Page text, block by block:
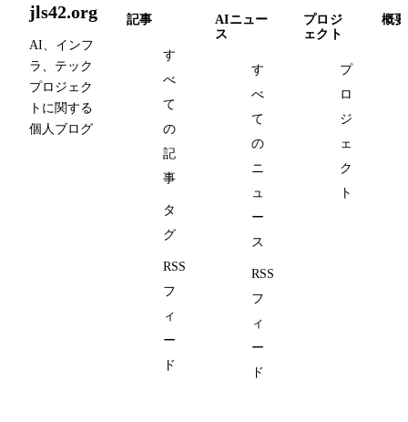
jls42.org
AI、インフ
ラ、テック
プロジェク
トに関する
個人ブログ
記事
す
べ
て
の
記
事
タ
グ
RSS
フ
ィ
ー
ド
AIニュー
ス
す
べ
て
の
ニ
ュ
ー
ス
RSS
フ
ィ
ー
ド
プロジ
ェクト
プ
ロ
ジ
ェ
ク
ト
概要